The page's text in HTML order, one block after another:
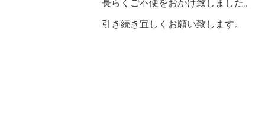
長らくご不便をおかけ致しました。
引き続き宜しくお願い致します。